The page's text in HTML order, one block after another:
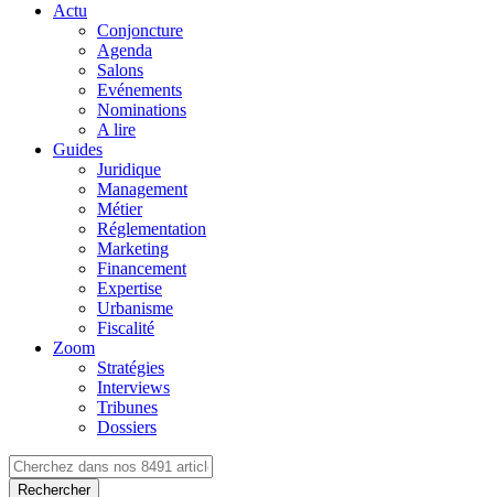
Actu
Conjoncture
Agenda
Salons
Evénements
Nominations
A lire
Guides
Juridique
Management
Métier
Réglementation
Marketing
Financement
Expertise
Urbanisme
Fiscalité
Zoom
Stratégies
Interviews
Tribunes
Dossiers
Rechercher